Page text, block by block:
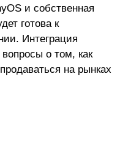
и собственная
готова к
Интеграция
о том, как
на рынках